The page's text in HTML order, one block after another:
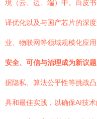
境（云、边、端）中。白皮
译优化以及与国产芯片的深
业、物联网等领域规模化应用
安全、可信与治理成为新议题
据隐私、算法公平性等挑战
具和最佳实践，以确保AI技术